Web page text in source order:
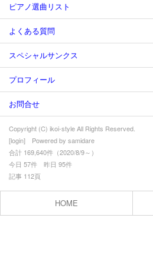
ピアノ選曲リスト
よくある質問
スペシャルサンクス
プロフィール
お問合せ
Copyright (C) ikoi-style All Rights Reserved.
[login] Powered by samidare
合計 169,640件（2020/8/9～）
今日 57件 昨日 95件
記事 112頁
HOME